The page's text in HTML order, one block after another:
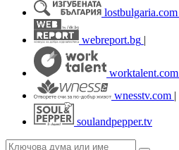
lostbulgaria.com
webreport.bg |
worktalent.com
wnesstv.com |
soulandpepper.tv